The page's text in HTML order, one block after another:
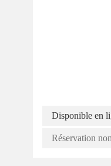
Disponible en
Réservation